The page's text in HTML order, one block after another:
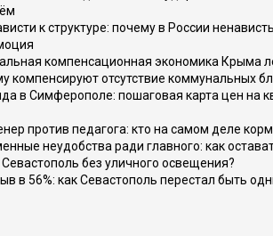
к структуре: почему в России
компенсационная экономика Крыма
компенсируют отсутствие коммунальных
в Симферополе: пошаговая карта цен на
против педагога: кто на самом деле
неудобства ради главного: как
без уличного освещения?
в 56%: как Севастополь перестал быть